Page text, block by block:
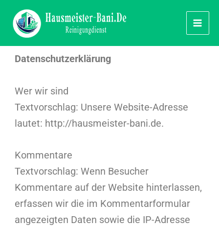
Inhalt
springen
Datenschutzerklärung
Wer wir sind
Textvorschlag: Unsere Website-Adresse
lautet: http://hausmeister-bani.de.
Kommentare
Textvorschlag: Wenn Besucher
Kommentare auf der Website hinterlassen,
erfassen wir die im Kommentarformular
angezeigten Daten sowie die IP-Adresse